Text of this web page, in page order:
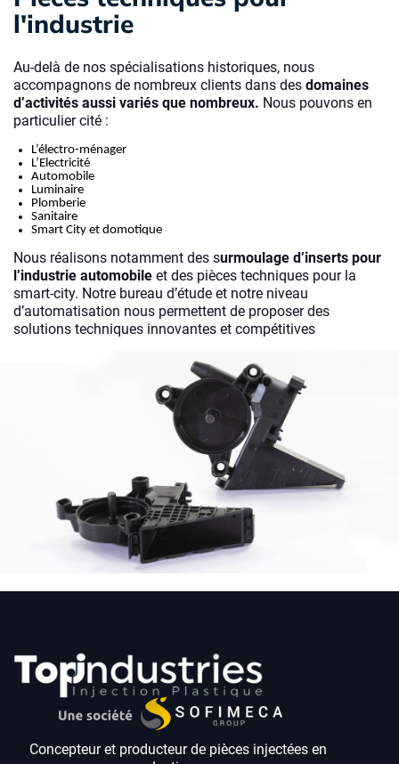
l'industrie
Au-delà de nos spécialisations historiques, nous
accompagnons de nombreux clients dans des domaines
d’activités aussi variés que nombreux. Nous pouvons en
particulier cité :
L’électro-ménager
L’Electricité
Automobile
Luminaire
Plomberie
Sanitaire
Smart City et domotique
Nous réalisons notamment des surmoulage d’inserts pour
l’industrie automobile et des pièces techniques pour la
smart-city. Notre bureau d’étude et notre niveau
d’automatisation nous permettent de proposer des
solutions techniques innovantes et compétitives
Concepteur et producteur de pièces injectées en